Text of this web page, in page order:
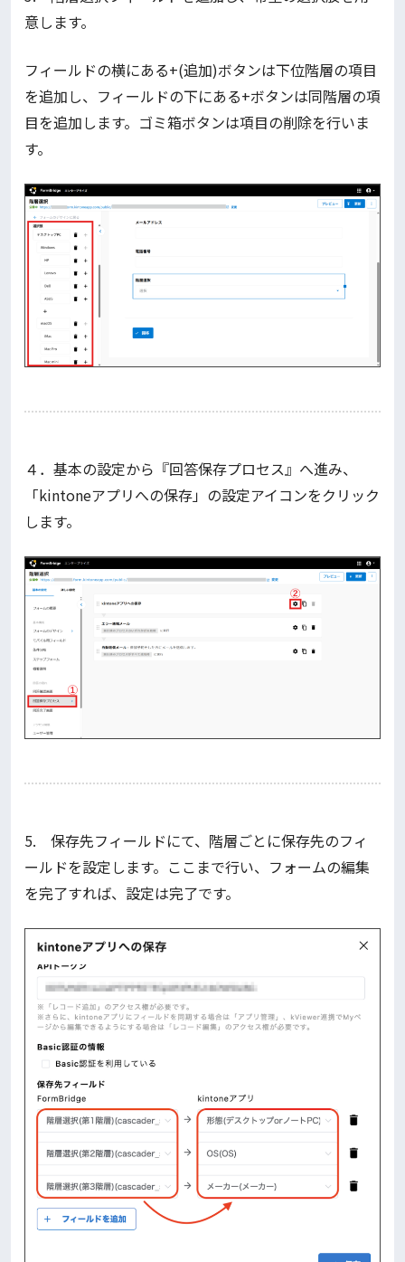
意します。
フィールドの横にある+(追加)ボタンは下位階層の項目
を追加し、フィールドの下にある+ボタンは同階層の項
目を追加します。ゴミ箱ボタンは項目の削除を行いま
す。
４．基本の設定から『回答保存プロセス』へ進み、
「kintoneアプリへの保存」の設定アイコンをクリック
します。
5. 保存先フィールドにて、階層ごとに保存先のフィ
ールドを設定します。ここまで行い、フォームの編集
を完了すれば、設定は完了です。